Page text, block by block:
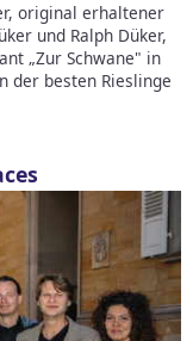
original erhaltener
und Ralph Düker,
„Zur Schwane" in
der besten Rieslinge